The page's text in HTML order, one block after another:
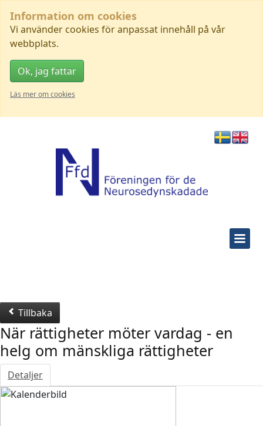
Information om cookies
Vi använder cookies för anpassat innehåll på vår
webbplats.
Ok, jag fattar
Läs mer om cookies
Tillbaka
När rättigheter möter vardag - en
helg om mänskliga rättigheter
Detaljer